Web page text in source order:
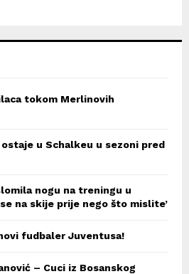
tokom Merlinovih
u Schalkeu u sezoni pred
nogu na treningu u
na skije prije nego što mislite’
fudbaler Juventusa!
– Cuci iz Bosanskog